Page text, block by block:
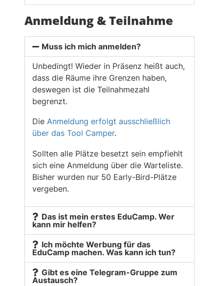
Anmeldung & Teilnahme
Muss ich mich anmelden?
Unbedingt! Wieder in Präsenz heißt auch,
dass die Räume ihre Grenzen haben,
deswegen ist die Teilnahmezahl
begrenzt.
Die Anmeldung erfolgt ausschließlich
über das Tool Camper.
Sollten alle Plätze besetzt sein empfiehlt
sich eine Anmeldung über die Warteliste.
Bisher wurden nur 50 Early-Bird-Plätze
vergeben.
Das ist mein erstes EduCamp. Wer
kann mir helfen?
Ich möchte Werbung für das
EduCamp machen. Was kann ich tun?
Gibt es eine Telegram-Gruppe zum
Austausch?